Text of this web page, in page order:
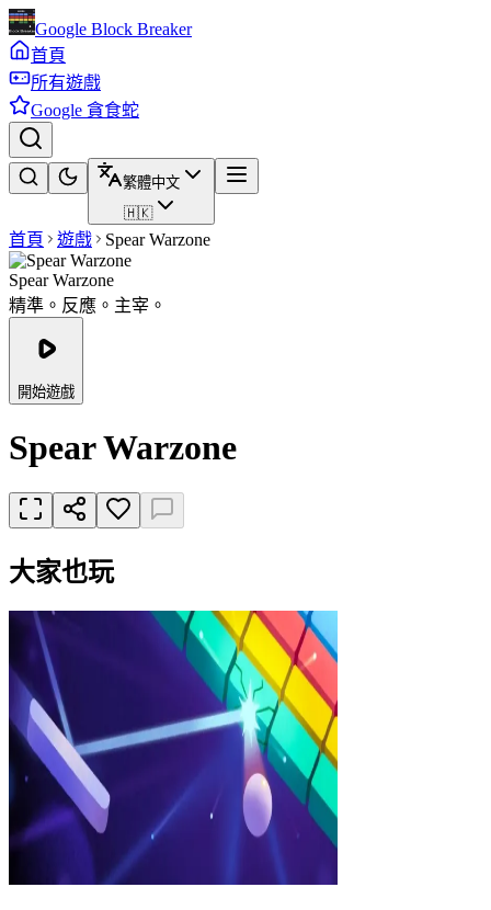
Google Block Breaker
首頁
所有遊戲
Google 貪食蛇
繁體中文
🇭🇰
首頁 遊戲 Spear Warzone
Spear Warzone
精準。反應。主宰。
開始遊戲
Spear Warzone
大家也玩